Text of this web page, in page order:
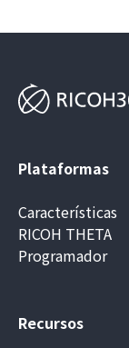
Plataformas
Características
RICOH THETA
Programador
Recursos